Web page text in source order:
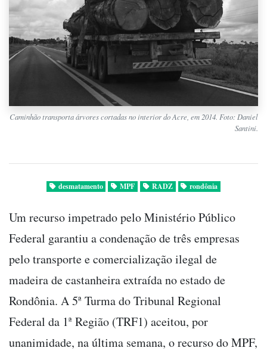
Caminhão transporta árvores cortadas no interior do Acre, em 2014. Foto: Daniel
Santini.
desmatamento MPF RADZ rondônia
Um recurso impetrado pelo Ministério Público
Federal garantiu a condenação de três empresas
pelo transporte e comercialização ilegal de
madeira de castanheira extraída no estado de
Rondônia. A 5ª Turma do Tribunal Regional
Federal da 1ª Região (TRF1) aceitou, por
unanimidade, na última semana, o recurso do MPF,